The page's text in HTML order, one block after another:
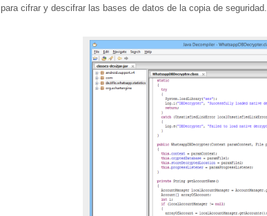
para cifrar y descifrar las bases de datos de la copia de seguridad.